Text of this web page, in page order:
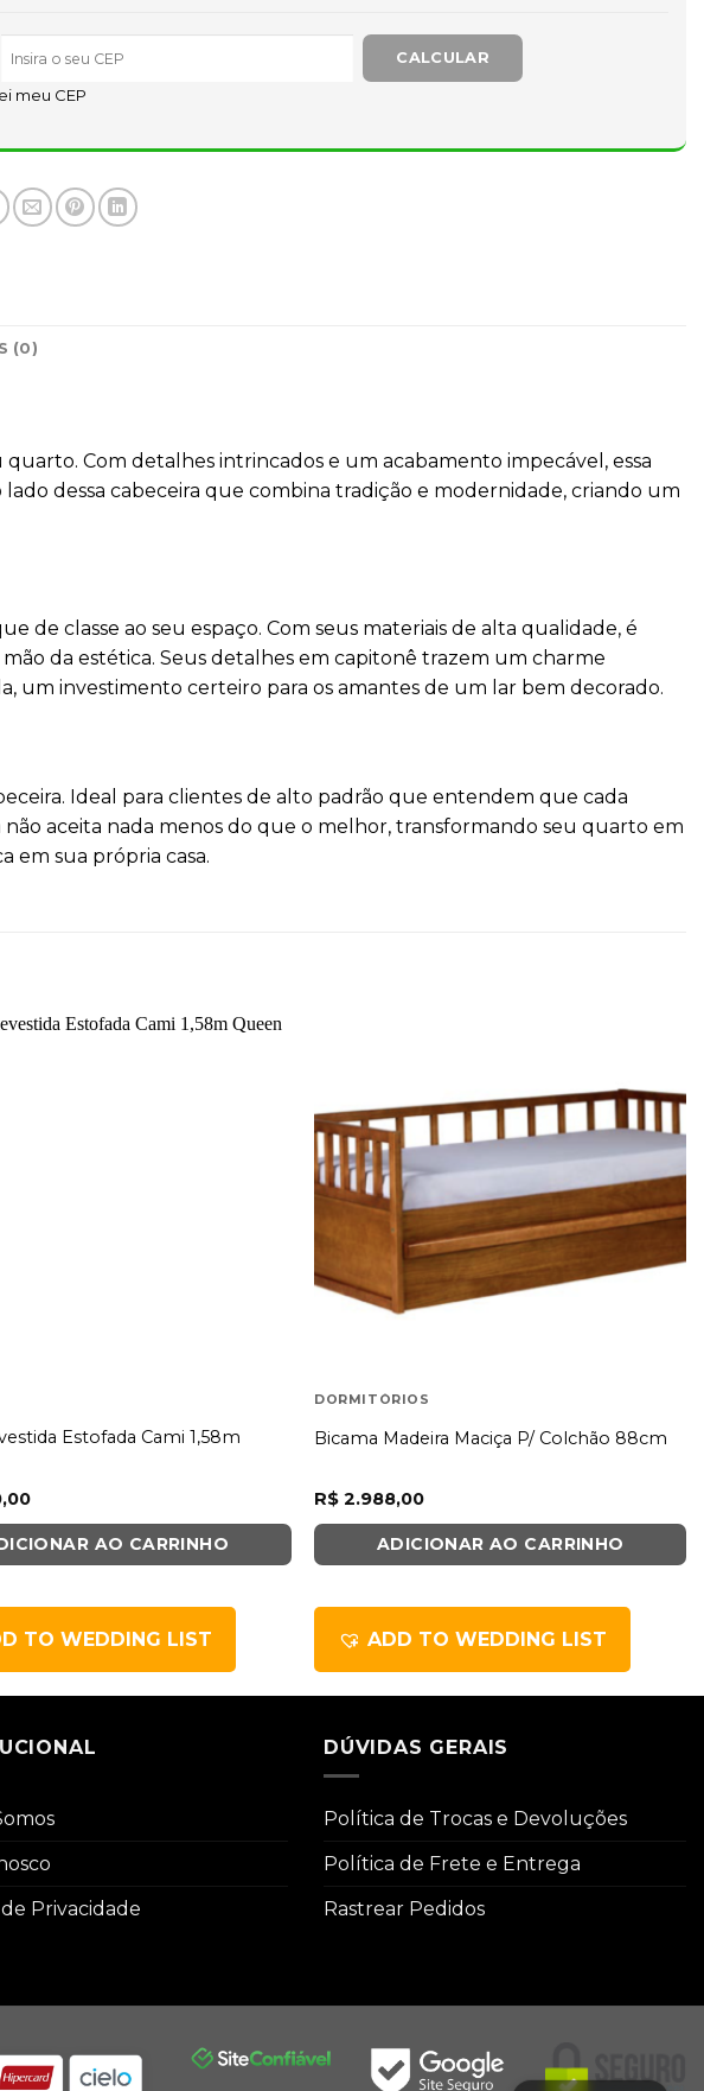
meu CEP
(0)
Com detalhes intrincados e um acabamento impecável, essa
dessa cabeceira que combina tradição e modernidade, criando um
de classe ao seu espaço. Com seus materiais de alta qualidade, é
da estética. Seus detalhes em capitonê trazem um charme
um investimento certeiro para os amantes de um lar bem decorado.
Ideal para clientes de alto padrão que entendem que cada
aceita nada menos do que o melhor, transformando seu quarto em
em sua própria casa.
Estofada Cami 1,58m
AO CARRINHO
TO WEDDING LIST
DORMITÓRIOS
Bicama Madeira Maciça P/ Colchão 88cm
R$ 2.988,00
ADICIONAR AO CARRINHO
ADD TO WEDDING LIST
Privacidade
DÚVIDAS GERAIS
Política de Trocas e Devoluções
Política de Frete e Entrega
Rastrear Pedidos